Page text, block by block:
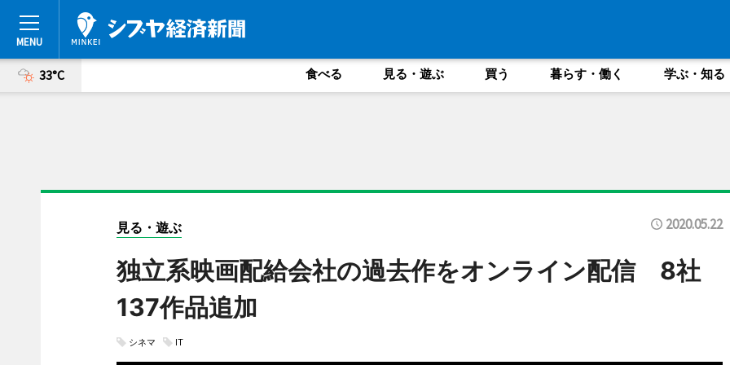
33°C 食べる 見る・遊ぶ 買う 暮らす・働く 学ぶ・知る
見る・遊ぶ 2020.05.22
独立系映画配給会社の過去作をオンライン配信 8社
137作品追加
シネマ IT